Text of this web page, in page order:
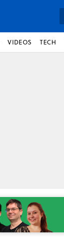
VIDEOS TECH